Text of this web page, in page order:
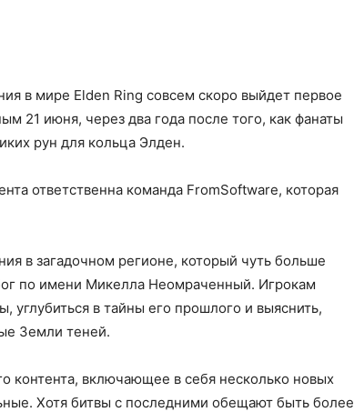
в мире Elden Ring совсем скоро выйдет первое
21 июня, через два года после того, как фанаты
рун для кольца Элден.
ответственна команда FromSoftware, которая
в загадочном регионе, который чуть больше
по имени Микелла Неомраченный. Игрокам
в тайны его прошлого и выяснить,
Земли теней.
контента, включающее в себя несколько новых
Хотя битвы с последними обещают быть более